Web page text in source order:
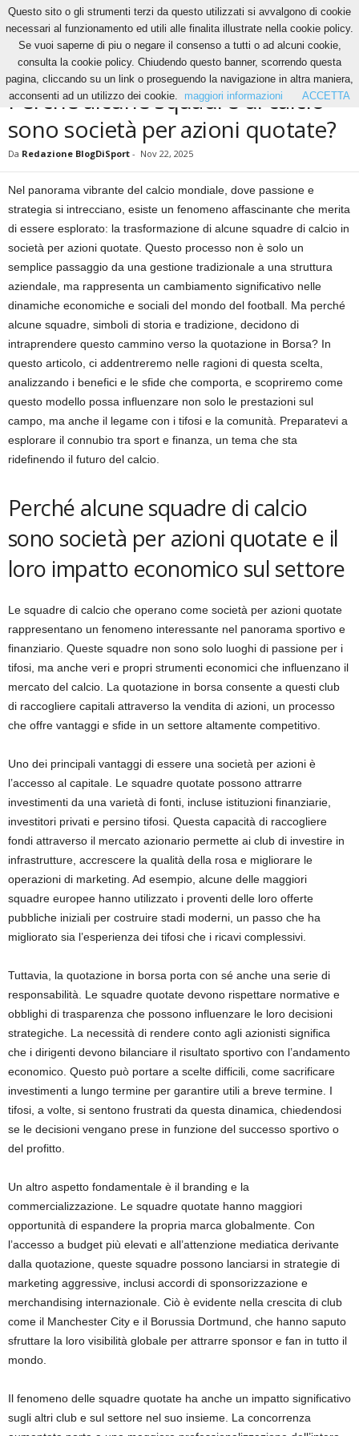
Calcio Perché alcune squadre di calcio sono società per azioni quotate?
CALCIO
Perché alcune squadre di calcio
sono società per azioni quotate?
Da Redazione BlogDiSport - Nov 22, 2025
Nel panorama vibrante del calcio mondiale, dove passione e
strategia si intrecciano, esiste un fenomeno affascinante che merita
di essere esplorato: la trasformazione di alcune squadre di calcio in
società per azioni quotate. Questo processo non è solo un
semplice passaggio da una gestione tradizionale a una struttura
aziendale, ma rappresenta un cambiamento significativo nelle
dinamiche economiche e sociali del mondo del football. Ma perché
alcune squadre, simboli di storia e tradizione, decidono di
intraprendere questo cammino verso la quotazione in Borsa? In
questo articolo, ci addentreremo nelle ragioni di questa scelta,
analizzando i benefici e le sfide che comporta, e scopriremo come
questo modello possa influenzare non solo le prestazioni sul
campo, ma anche il legame con i tifosi e la comunità. Preparatevi a
esplorare il connubio tra sport e finanza, un tema che sta
ridefinendo il futuro del calcio.
Perché alcune squadre di calcio
sono società per azioni quotate e il
loro impatto economico sul settore
Le squadre di calcio che operano come società per azioni quotate
rappresentano un fenomeno interessante nel panorama sportivo e
finanziario. Queste squadre non sono solo luoghi di passione per i
tifosi, ma anche veri e propri strumenti economici che influenzano il
mercato del calcio. La quotazione in borsa consente a questi club
di raccogliere capitali attraverso la vendita di azioni, un processo
che offre vantaggi e sfide in un settore altamente competitivo.
Uno dei principali vantaggi di essere una società per azioni è
l’accesso al capitale. Le squadre quotate possono attrarre
investimenti da una varietà di fonti, incluse istituzioni finanziarie,
investitori privati e persino tifosi. Questa capacità di raccogliere
fondi attraverso il mercato azionario permette ai club di investire in
infrastrutture, accrescere la qualità della rosa e migliorare le
operazioni di marketing. Ad esempio, alcune delle maggiori
squadre europee hanno utilizzato i proventi delle loro offerte
pubbliche iniziali per costruire stadi moderni, un passo che ha
migliorato sia l’esperienza dei tifosi che i ricavi complessivi.
Tuttavia, la quotazione in borsa porta con sé anche una serie di
responsabilità. Le squadre quotate devono rispettare normative e
obblighi di trasparenza che possono influenzare le loro decisioni
strategiche. La necessità di rendere conto agli azionisti significa
che i dirigenti devono bilanciare il risultato sportivo con l’andamento
economico. Questo può portare a scelte difficili, come sacrificare
investimenti a lungo termine per garantire utili a breve termine. I
tifosi, a volte, si sentono frustrati da questa dinamica, chiedendosi
se le decisioni vengano prese in funzione del successo sportivo o
del profitto.
Un altro aspetto fondamentale è il branding e la
commercializzazione. Le squadre quotate hanno maggiori
opportunità di espandere la propria marca globalmente. Con
l’accesso a budget più elevati e all’attenzione mediatica derivante
dalla quotazione, queste squadre possono lanciarsi in strategie di
marketing aggressive, inclusi accordi di sponsorizzazione e
merchandising internazionale. Ciò è evidente nella crescita di club
come il Manchester City e il Borussia Dortmund, che hanno saputo
sfruttare la loro visibilità globale per attrarre sponsor e fan in tutto il
mondo.
Il fenomeno delle squadre quotate ha anche un impatto significativo
sugli altri club e sul settore nel suo insieme. La concorrenza
Questo sito o gli strumenti terzi da questo utilizzati si avvalgono di cookie
necessari al funzionamento ed utili alle finalita illustrate nella cookie policy.
Se vuoi saperne di piu o negare il consenso a tutti o ad alcuni cookie,
consulta la cookie policy. Chiudendo questo banner, scorrendo questa
pagina, cliccando su un link o proseguendo la navigazione in altra maniera,
acconsenti ad un utilizzo dei cookie.
maggiori informazioni ACCETTA